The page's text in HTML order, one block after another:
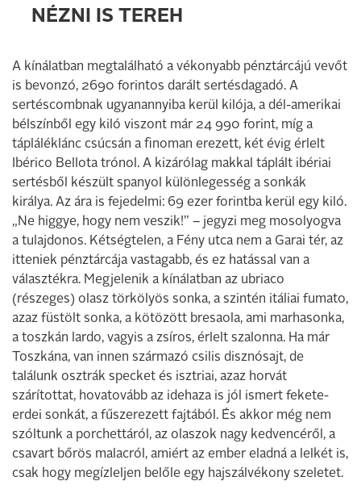
NÉZNI IS TEREH
A kínálatban megtalálható a vékonyabb pénztárcájú vevőt
is bevonzó, 2690 forintos darált sertésdagadó. A
sertéscombnak ugyanannyiba kerül kilója, a dél-amerikai
bélszínből egy kiló viszont már 24 990 forint, míg a
tápláléklánc csúcsán a finoman erezett, két évig érlelt
Ibérico Bellota trónol. A kizárólag makkal táplált ibériai
sertésből készült spanyol különlegesség a sonkák
királya. Az ára is fejedelmi: 69 ezer forintba kerül egy kiló.
„Ne higgye, hogy nem veszik!” – jegyzi meg mosolyogva
a tulajdonos. Kétségtelen, a Fény utca nem a Garai tér, az
itteniek pénztárcája vastagabb, és ez hatással van a
választékra. Megjelenik a kínálatban az ubriaco
(részeges) olasz törkölyös sonka, a szintén itáliai fumato,
azaz füstölt sonka, a kötözött bresaola, ami marhasonka,
a toszkán lardo, vagyis a zsíros, érlelt szalonna. Ha már
Toszkána, van innen származó csilis disznósajt, de
találunk osztrák specket és isztriai, azaz horvát
szárítottat, hovatovább az idehaza is jól ismert fekete-
erdei sonkát, a fűszerezett fajtából. És akkor még nem
szóltunk a porchettáról, az olaszok nagy kedvencéről, a
csavart bőrös malacról, amiért az ember eladná a lelkét is,
csak hogy megízleljen belőle egy hajszálvékony szeletet.